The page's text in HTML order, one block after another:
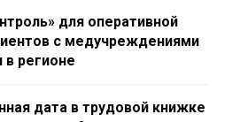
для оперативной
с медучреждениями
в регионе
дата в трудовой книжке